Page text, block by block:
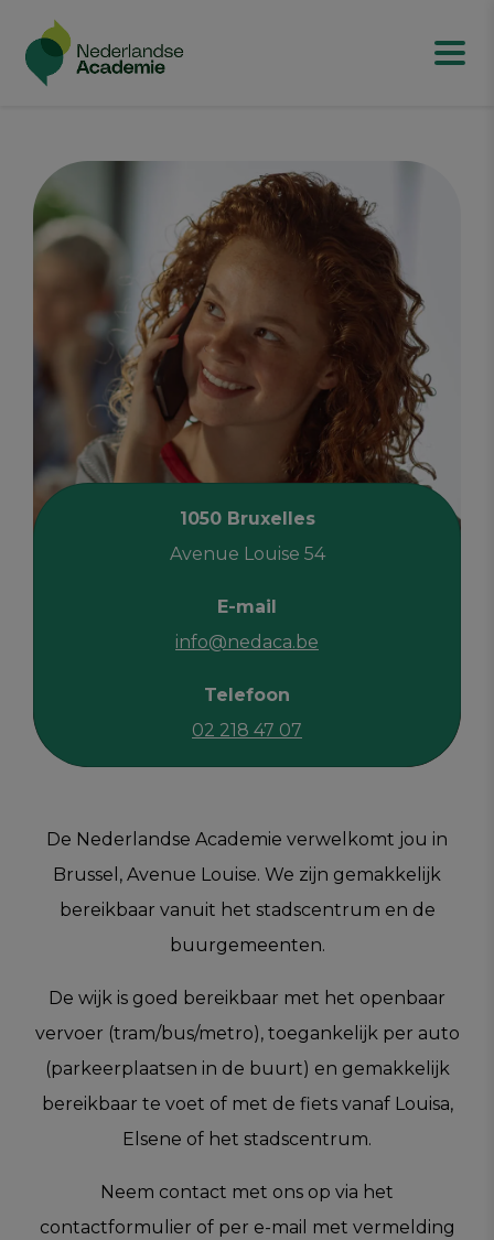
1050 Bruxelles
Avenue Louise 54
E-mail
info@nedaca.be
Telefoon
02 218 47 07
De Nederlandse Academie verwelkomt jou in
Brussel, Avenue Louise. We zijn gemakkelijk
bereikbaar vanuit het stadscentrum en de
buurgemeenten.
De wijk is goed bereikbaar met het openbaar
vervoer (tram/bus/metro), toegankelijk per auto
(parkeerplaatsen in de buurt) en gemakkelijk
bereikbaar te voet of met de fiets vanaf Louisa,
Elsene of het stadscentrum.
Neem contact met ons op via het
contactformulier of per e-mail met vermelding